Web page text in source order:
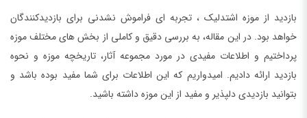
بازدید از موزه اشتدلیک ، تجربه ای فراموش نشدنی برای بازدیدکنندگان
خواهد بود. در این مقاله، به بررسی دقیق و کاملی از بخش های مختلف موزه
پرداختیم و اطلاعات مفیدی در مورد مجموعه آثار، تاریخچه موزه و نحوه
بازدید ارائه دادیم. امیدواریم که این اطلاعات برای شما مفید بوده باشد و
بتوانید بازدیدی دلپذیر و مفید از این موزه داشته باشید.